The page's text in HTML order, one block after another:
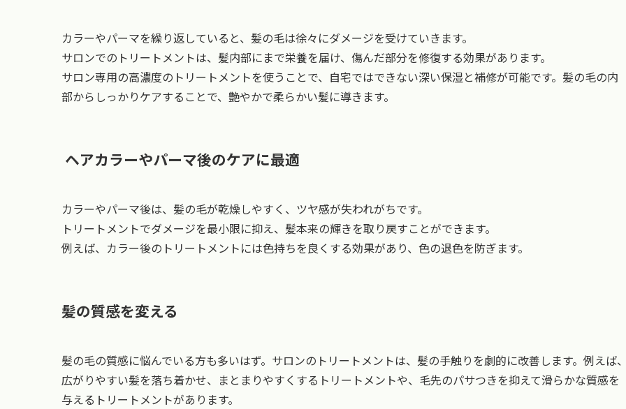
カラーやパーマを繰り返していると、髪の毛は徐々にダメージを受けていきます。
サロンでのトリートメントは、髪内部にまで栄養を届け、傷んだ部分を修復する効果があります。
サロン専用の高濃度のトリートメントを使うことで、自宅ではできない深い保湿と補修が可能です。髪の毛の内
部からしっかりケアすることで、艶やかで柔らかい髪に導きます。
ヘアカラーやパーマ後のケアに最適
カラーやパーマ後は、髪の毛が乾燥しやすく、ツヤ感が失われがちです。
トリートメントでダメージを最小限に抑え、髪本来の輝きを取り戻すことができます。
例えば、カラー後のトリートメントには色持ちを良くする効果があり、色の退色を防ぎます。
髪の質感を変える
髪の毛の質感に悩んでいる方も多いはず。サロンのトリートメントは、髪の手触りを劇的に改善します。例えば
広がりやすい髪を落ち着かせ、まとまりやすくするトリートメントや、毛先のパサつきを抑えて滑らかな質感を
与えるトリートメントがあります。